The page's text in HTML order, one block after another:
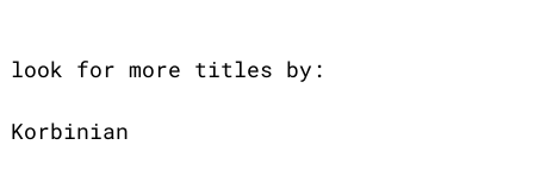
look for more titles by:
Korbinian